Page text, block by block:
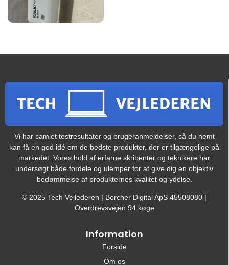
Vi har samlet testresultater og brugeranmeldelser, så du nemt
kan få en god idé om de bedste produkter, der er tilgængelige på
markedet. Vores hold af erfarne skribenter og teknikere har
undersøgt både fordele og ulemper for at give dig en objektiv
bedømmelse af produkternes kvalitet og ydelse.
© 2025 Tech Vejlederen | Borcher Digital ApS 45508080 |
Overdrevsvejen 94 køge
Information
Forside
Om os